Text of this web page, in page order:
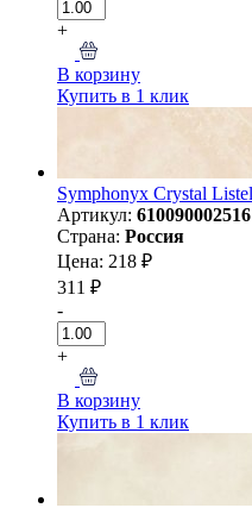
+
В корзину
Купить в 1 клик
Symphonyx Crystal
Артикул: 610090002516
Страна: Россия
Цена: 218 ₽
311 ₽
-
+
В корзину
Купить в 1 клик